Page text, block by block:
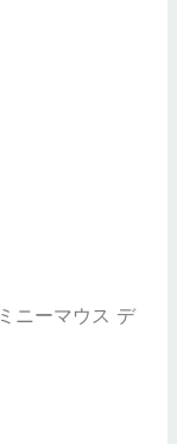
ニーマウス デ